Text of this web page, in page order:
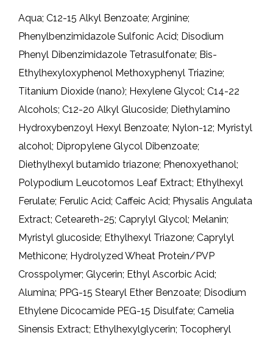
Aqua; C12-15 Alkyl Benzoate; Arginine;
Phenylbenzimidazole Sulfonic Acid; Disodium
Phenyl Dibenzimidazole Tetrasulfonate; Bis-
Ethylhexyloxyphenol Methoxyphenyl Triazine;
Titanium Dioxide (nano); Hexylene Glycol; C14-22
Alcohols; C12-20 Alkyl Glucoside; Diethylamino
Hydroxybenzoyl Hexyl Benzoate; Nylon-12; Myristyl
alcohol; Dipropylene Glycol Dibenzoate;
Diethylhexyl butamido triazone; Phenoxyethanol;
Polypodium Leucotomos Leaf Extract; Ethylhexyl
Ferulate; Ferulic Acid; Caffeic Acid; Physalis Angulata
Extract; Ceteareth-25; Caprylyl Glycol; Melanin;
Myristyl glucoside; Ethylhexyl Triazone; Caprylyl
Methicone; Hydrolyzed Wheat Protein/PVP
Crosspolymer; Glycerin; Ethyl Ascorbic Acid;
Alumina; PPG-15 Stearyl Ether Benzoate; Disodium
Ethylene Dicocamide PEG-15 Disulfate; Camelia
Sinensis Extract; Ethylhexylglycerin; Tocopheryl